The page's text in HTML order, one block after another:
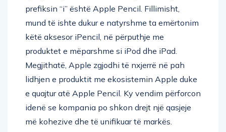
prefiksin “i” është Apple Pencil. Fillimisht,
mund të ishte dukur e natyrshme ta emërtonim
këtë aksesor iPencil, në përputhje me
produktet e mëparshme si iPod dhe iPad.
Megjithatë, Apple zgjodhi të nxjerrë në pah
lidhjen e produktit me ekosistemin Apple duke
e quajtur atë Apple Pencil. Ky vendim përforcon
idenë se kompania po shkon drejt një qasjeje
më kohezive dhe të unifikuar të markës.